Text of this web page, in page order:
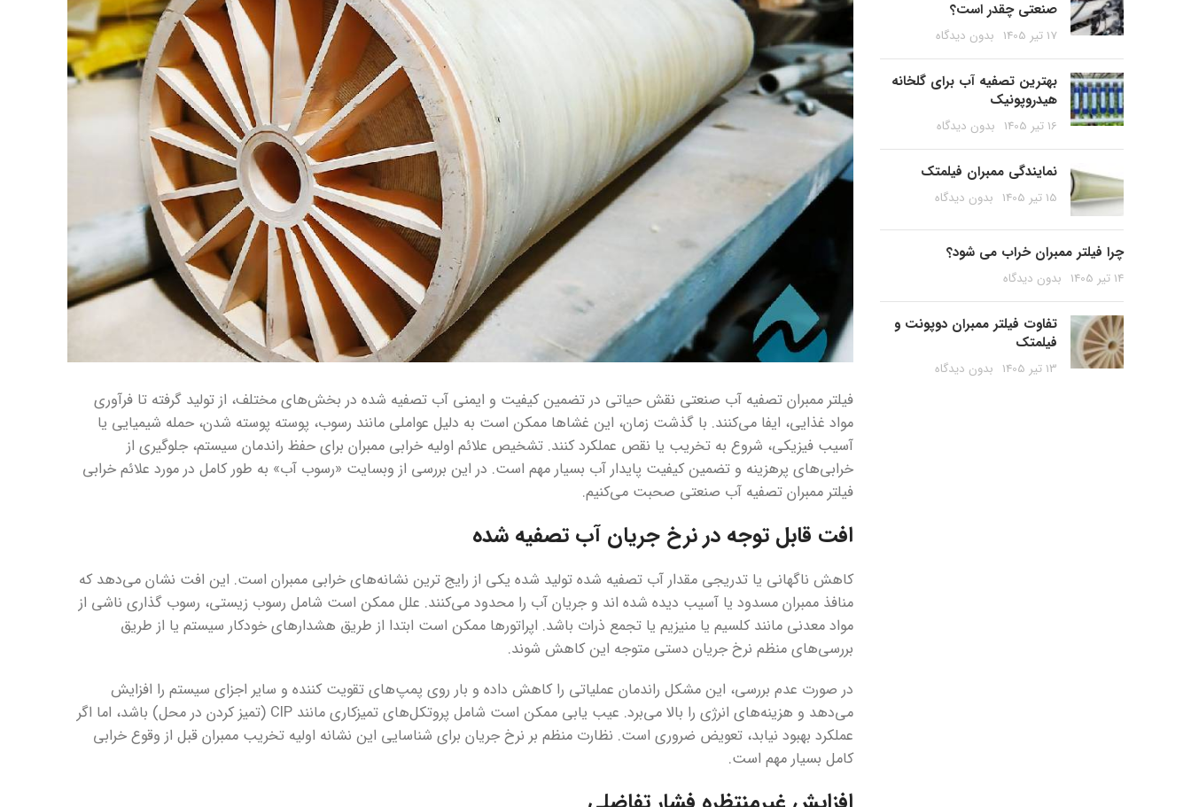
فیلتر ممبران تصفیه آب صنعتی نقش حیاتی در تضمین کیفیت و ایمنی آب تصفیه شده در بخش‌های مختلف، از تولید گرفته تا فرآوری
مواد غذایی، ایفا می‌کنند. با گذشت زمان، این غشاها ممکن است به دلیل عواملی مانند رسوب، پوسته پوسته شدن، حمله شیمیایی یا
آسیب فیزیکی، شروع به تخریب یا نقص عملکرد کنند. تشخیص علائم اولیه خرابی ممبران برای حفظ راندمان سیستم، جلوگیری از
خرابی‌های پرهزینه و تضمین کیفیت پایدار آب بسیار مهم است. در این بررسی از وبسایت «رسوب آب» به طور کامل در مورد علائم خرابی
فیلتر ممبران تصفیه آب صنعتی صحبت می‌کنیم.
افت قابل توجه در نرخ جریان آب تصفیه شده
کاهش ناگهانی یا تدریجی مقدار آب تصفیه شده تولید شده یکی از رایج ترین نشانه‌های خرابی ممبران است. این افت نشان می‌دهد که
منافذ ممبران مسدود یا آسیب دیده شده اند و جریان آب را محدود می‌کنند. علل ممکن است شامل رسوب زیستی، رسوب گذاری ناشی از
مواد معدنی مانند کلسیم یا منیزیم یا تجمع ذرات باشد. اپراتورها ممکن است ابتدا از طریق هشدارهای خودکار سیستم یا از طریق
بررسی‌های منظم نرخ جریان دستی متوجه این کاهش شوند.
در صورت عدم بررسی، این مشکل راندمان عملیاتی را کاهش داده و بار روی پمپ‌های تقویت کننده و سایر اجزای سیستم را افزایش
می‌دهد و هزینه‌های انرژی را بالا می‌برد. عیب یابی ممکن است شامل پروتکل‌های تمیزکاری مانند CIP (تمیز کردن در محل) باشد، اما اگر
عملکرد بهبود نیابد، تعویض ضروری است. نظارت منظم بر نرخ جریان برای شناسایی این نشانه اولیه تخریب ممبران قبل از وقوع خرابی
کامل بسیار مهم است.
صنعتی چقدر است؟
17 تیر 1405 بدون دیدگاه
بهترین تصفیه آب برای گلخانه
هیدروپونیک
16 تیر 1405 بدون دیدگاه
نمایندگی ممبران فیلمتک
15 تیر 1405 بدون دیدگاه
چرا فیلتر ممبران خراب می شود؟
14 تیر 1405 بدون دیدگاه
تفاوت فیلتر ممبران دوپونت و
فیلمتک
13 تیر 1405 بدون دیدگاه